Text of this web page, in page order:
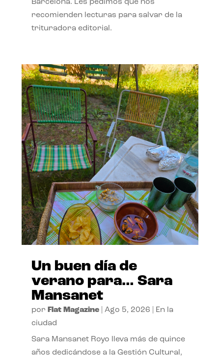
Barcelona. Les pedimos que nos
recomienden lecturas para salvar de la
trituradora editorial.
Un buen día de
verano para… Sara
Mansanet
por Flat Magazine| Ago 5, 2026
En la
ciudad
Sara Mansanet Royo lleva más de quince
años dedicándose a la Gestión Cultural,